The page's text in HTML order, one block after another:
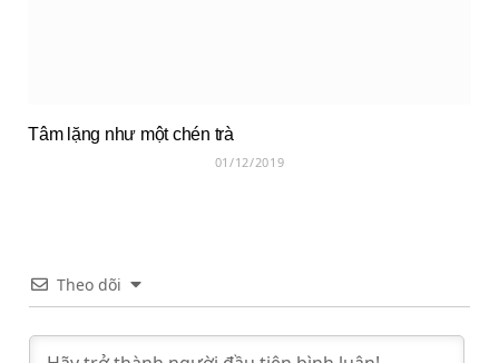
Tâm lặng như một chén trà
01/12/2019
Theo dõi